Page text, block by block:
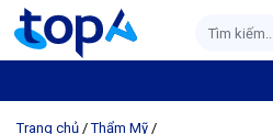
Trang chủ /Thẩm Mỹ /